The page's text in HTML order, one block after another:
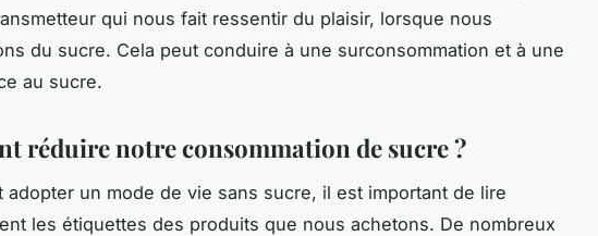
qui nous fait ressentir du plaisir, lorsque nous
du sucre. Cela peut conduire à une surconsommation et à une
au sucre.
réduire notre consommation de sucre ?
adopter un mode de vie sans sucre, il est important de lire
les étiquettes des produits que nous achetons. De nombreux